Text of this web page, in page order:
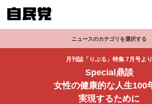
ニュースのカテゴリを選択する
全て
政策
記者会見
月刊誌「りぶる」特集 7月号より
Special鼎談
女性の健康的な人生100
実現するために